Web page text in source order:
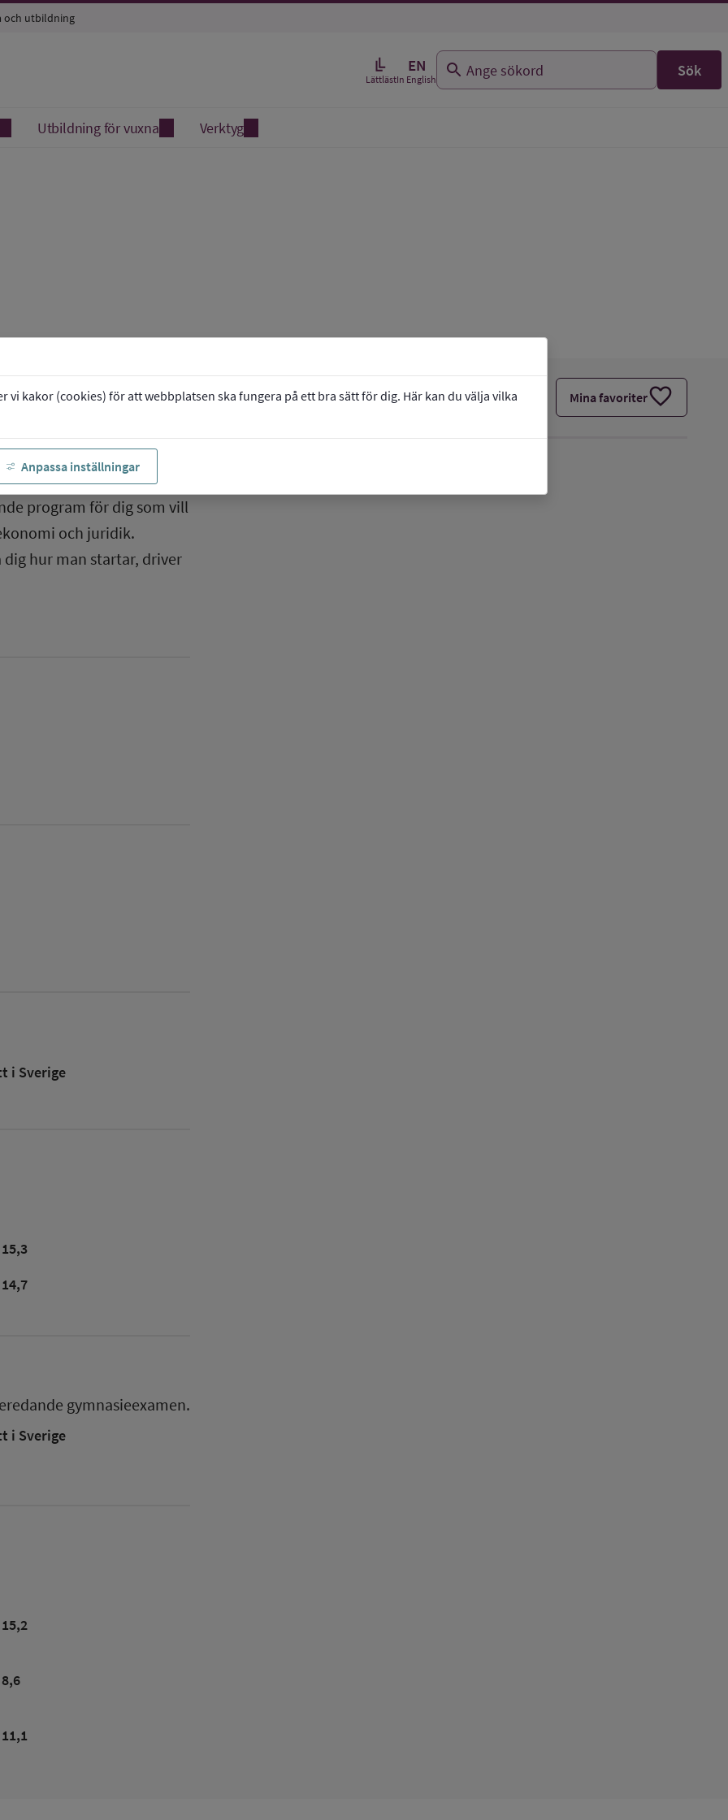
vi kakor (cookies) för att webbplatsen ska fungera på ett bra sätt för dig. Här kan du välja vilka
Anpassa inställningar
och utbildning
Lättläst
EN
In English Sök
Utbildning för vuxna Verktyg
Mina favoriterfavorite
program för dig som vill
och juridik.
hur man startar, driver
i Sverige
15,3
14,7
gymnasieexamen.
i Sverige
15,2
8,6
11,1